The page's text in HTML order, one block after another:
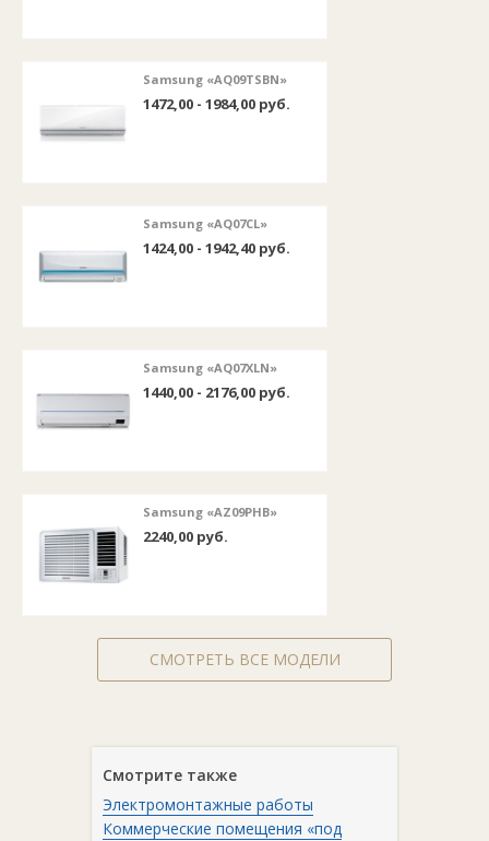
Samsung «AQ09TSBN»
1472,00 - 1984,00 руб.
Samsung «AQ07CL»
1424,00 - 1942,40 руб.
Samsung «AQ07XLN»
1440,00 - 2176,00 руб.
Samsung «AZ09PHB»
2240,00 руб.
СМОТРЕТЬ ВСЕ МОДЕЛИ
Смотрите также
Электромонтажные работы
Коммерческие помещения «под